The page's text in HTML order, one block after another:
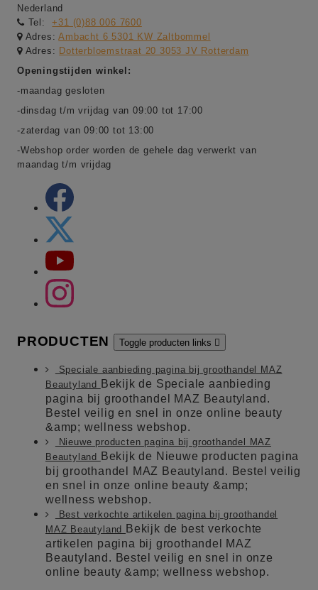
Nederland
Tel:
+31 (0)88 006 7600
Adres:Ambacht 6 5301 KW Zaltbommel
Adres: Dotterbloemstraat 20 3053 JV Rotterdam
Openingstijden winkel:
-maandag gesloten
-dinsdag t/m vrijdag van 09:00 tot 17:00
-zaterdag van 09:00 tot 13:00
-Webshop order worden de gehele dag verwerkt van
maandag t/m vrijdag
PRODUCTEN Toggle producten links 
Speciale aanbieding pagina bij groothandel MAZ
Beautyland
Bekijk de Speciale aanbieding
pagina bij groothandel MAZ Beautyland.
Bestel veilig en snel in onze online beauty
&amp; wellness webshop.
Nieuwe producten pagina bij groothandel MAZ
Beautyland
Bekijk de Nieuwe producten pagina
bij groothandel MAZ Beautyland. Bestel veilig
en snel in onze online beauty &amp;
wellness webshop.
Best verkochte artikelen pagina bij groothandel
MAZ Beautyland
Bekijk de best verkochte
artikelen pagina bij groothandel MAZ
Beautyland. Bestel veilig en snel in onze
online beauty &amp; wellness webshop.